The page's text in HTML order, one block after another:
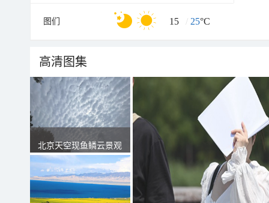
图们 15 / 25°C
高清图集
北京天空现鱼鳞云景观